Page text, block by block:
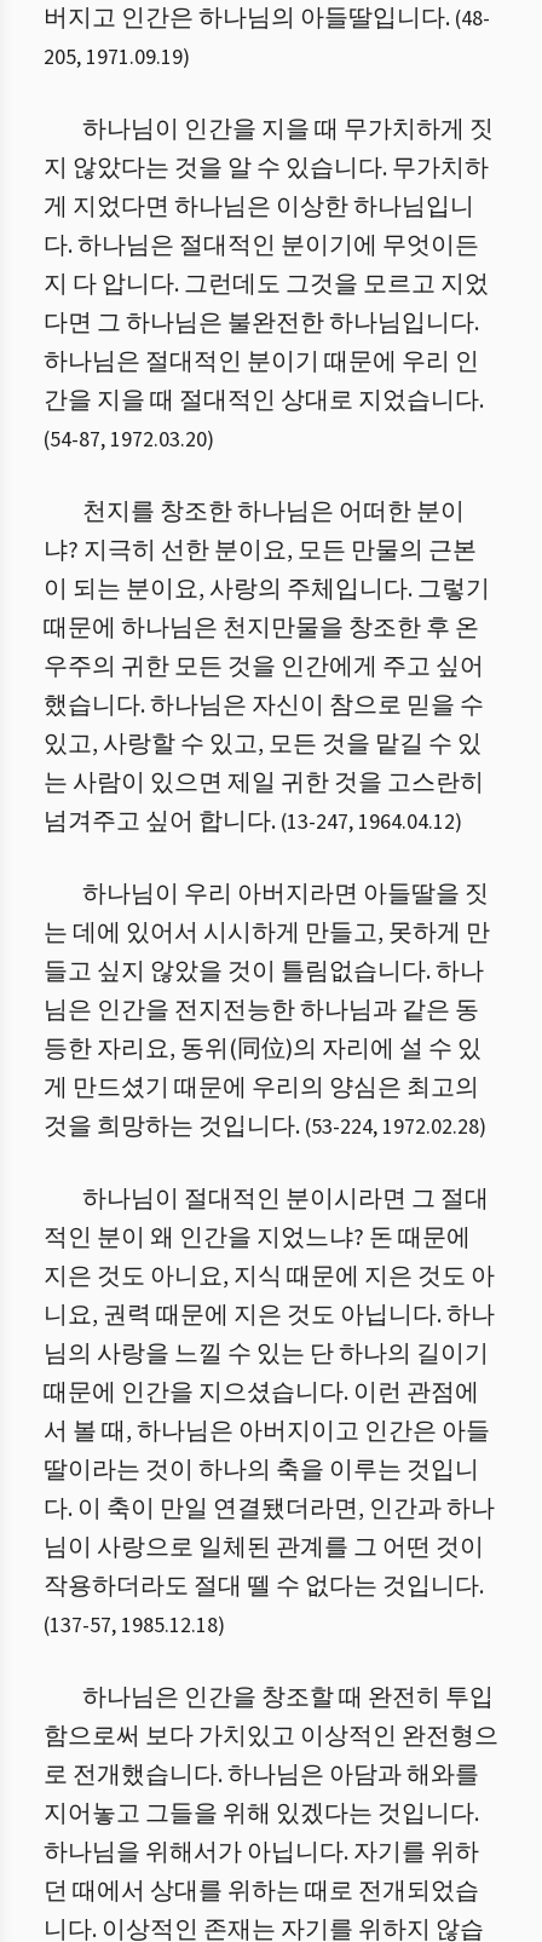
버지고 인간은 하나님의 아들딸입니다. (48-
205, 1971.09.19)
하나님이 인간을 지을 때 무가치하게 짓
지 않았다는 것을 알 수 있습니다. 무가치하
게 지었다면 하나님은 이상한 하나님입니
다. 하나님은 절대적인 분이기에 무엇이든
지 다 압니다. 그런데도 그것을 모르고 지었
다면 그 하나님은 불완전한 하나님입니다.
하나님은 절대적인 분이기 때문에 우리 인
간을 지을 때 절대적인 상대로 지었습니다.
(54-87, 1972.03.20)
천지를 창조한 하나님은 어떠한 분이
냐? 지극히 선한 분이요, 모든 만물의 근본
이 되는 분이요, 사랑의 주체입니다. 그렇기
때문에 하나님은 천지만물을 창조한 후 온
우주의 귀한 모든 것을 인간에게 주고 싶어
했습니다. 하나님은 자신이 참으로 믿을 수
있고, 사랑할 수 있고, 모든 것을 맡길 수 있
는 사람이 있으면 제일 귀한 것을 고스란히
넘겨주고 싶어 합니다. (13-247, 1964.04.12)
하나님이 우리 아버지라면 아들딸을 짓
는 데에 있어서 시시하게 만들고, 못하게 만
들고 싶지 않았을 것이 틀림없습니다. 하나
님은 인간을 전지전능한 하나님과 같은 동
등한 자리요, 동위(同位)의 자리에 설 수 있
게 만드셨기 때문에 우리의 양심은 최고의
것을 희망하는 것입니다. (53-224, 1972.02.28)
하나님이 절대적인 분이시라면 그 절대
적인 분이 왜 인간을 지었느냐? 돈 때문에
지은 것도 아니요, 지식 때문에 지은 것도 아
니요, 권력 때문에 지은 것도 아닙니다. 하나
님의 사랑을 느낄 수 있는 단 하나의 길이기
때문에 인간을 지으셨습니다. 이런 관점에
서 볼 때, 하나님은 아버지이고 인간은 아들
딸이라는 것이 하나의 축을 이루는 것입니
다. 이 축이 만일 연결됐더라면, 인간과 하나
님이 사랑으로 일체된 관계를 그 어떤 것이
작용하더라도 절대 뗄 수 없다는 것입니다.
(137-57, 1985.12.18)
하나님은 인간을 창조할 때 완전히 투입
함으로써 보다 가치있고 이상적인 완전형으
로 전개했습니다. 하나님은 아담과 해와를
지어놓고 그들을 위해 있겠다는 것입니다.
하나님을 위해서가 아닙니다. 자기를 위하
던 때에서 상대를 위하는 때로 전개되었습
니다. 이상적인 존재는 자기를 위하지 않습